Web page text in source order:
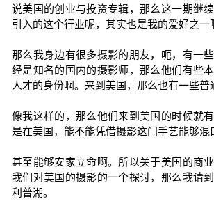
说美国的创业与投资专辑，那么这一期继
引入的这个行业呢，其实也是我的爱好之一
那么我身边有很多摄影的朋友，呃，有一
经是知名的国内的摄影师，那么他们有些
人才的身份啊。来到美国，那么也有一些普
像我这样的，那么他们来到美国的时候就
是在美国，能不能凭借摄影这门手艺能够混
甚至能够安家立命啊。所以关于美国的商
我们对美国的摄影的一个探讨，那么我请
利普湖。